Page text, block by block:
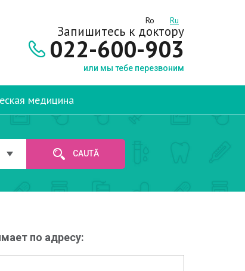
Ro Ru
Запишитесь к доктору
022-600-903
или мы тебе перезвоним
медицина
CAUTĂ
по адресу: